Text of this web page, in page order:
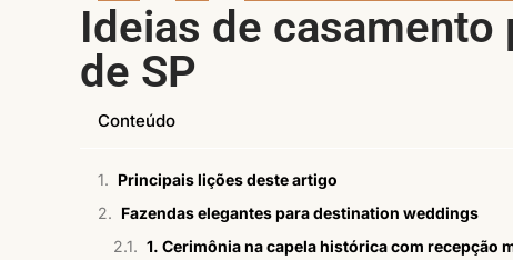
Ideias de
de SP
Conteúdo
Principais lições deste artigo
Fazendas elegantes para destination weddings
1. Cerimônia na capela histórica com recepção